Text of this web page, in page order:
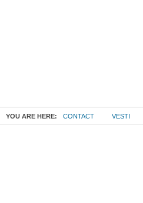
YOU ARE HERE: CONTACT VESTI